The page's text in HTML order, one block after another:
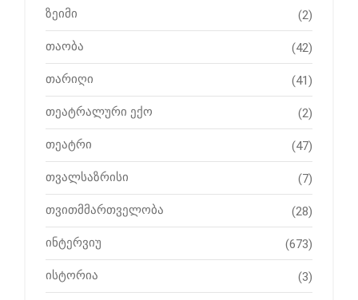
ზეიმი (2)
თაობა (42)
თარიღი (41)
თეატრალური ექო (2)
თეატრი (47)
თვალსაზრისი (7)
თვითმმართველობა (28)
ინტერვიუ (673)
ისტორია (3)